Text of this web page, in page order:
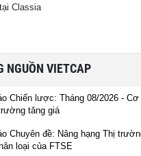
Classia
NGUỒN VIETCAP
Chiến lược: Tháng 08/2026 -
tăng giá
Chuyên đề: Nâng hạng Thị
loại của FTSE